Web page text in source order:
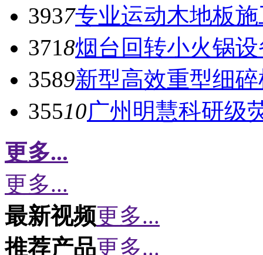
3937专业运动木地板
3718烟台回转小火锅
3589新型高效重型细
35510广州明慧科研级
更多...
更多...
最新视频更多...
推荐产品更多...